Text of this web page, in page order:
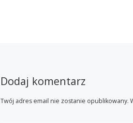
Dodaj komentarz
Twój adres email nie zostanie opublikowany.